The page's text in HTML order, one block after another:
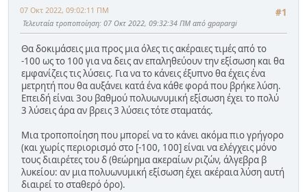
#1
07 Οκτ 2022, 09:02:11 ΠΜ
Τελευταία τροποποίηση: 07 Οκτ 2022, 09:32:34 ΠΜ από gpapargi
Θα δοκιμάσεις μια προς μια όλες τις ακέραιες τιμές από το
-100 ως το 100 για να δεις αν επαληθεύουν την εξίσωση και θα
εμφανίζεις τις λύσεις. Για να το κάνεις έξυπνο θα έχεις ένα
μετρητή που θα αυξάνει κατά ένα κάθε φορά που βρήκε λύση.
Επειδή είναι 3ου βαθμού πολυωνυμική εξίσωση έχει το πολύ
3 λύσεις άρα αν βρεις 3 λύσεις τότε σταματάς.
Μια τροποποίηση που μπορεί να το κάνει ακόμα πιο γρήγορο
(και χωρίς περιορισμό στο [-100, 100] είναι να ελέγχεις μόνο
τους διαιρέτες του δ (θεώρημα ακεραίων ριζών, άλγεβρα β
λυκείου: αν μια πολυωνυμική εξίσωση έχει ακέραια λύση αυτή
διαιρεί το σταθερό όρο).